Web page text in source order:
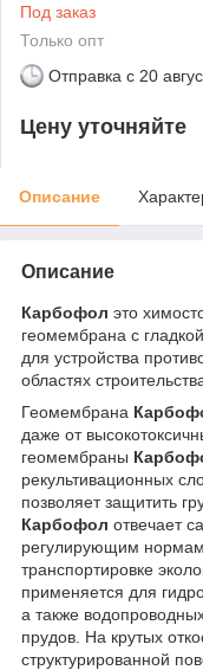
Под заказ
Только опт
Отправка с 20
Цену уточняйте
Описание
Описание
Карбофол это
геомембрана с
для устройства
областях
Геомембрана
даже от
геомембраны
рекультивационных
позволяет защитить
Карбофол отвечает
регулирующим
транспортировке
применяется для
а также
прудов. На крутых
структурированной